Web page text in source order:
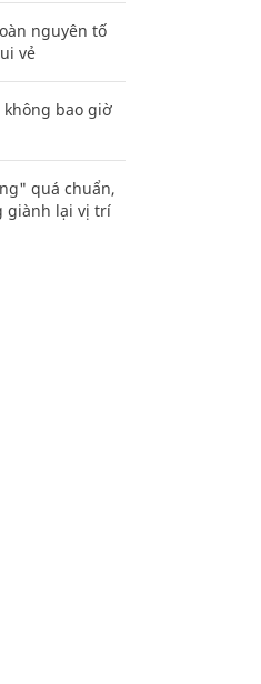
nguyên tố
vẻ
không bao giờ
quá chuẩn,
giành lại vị trí